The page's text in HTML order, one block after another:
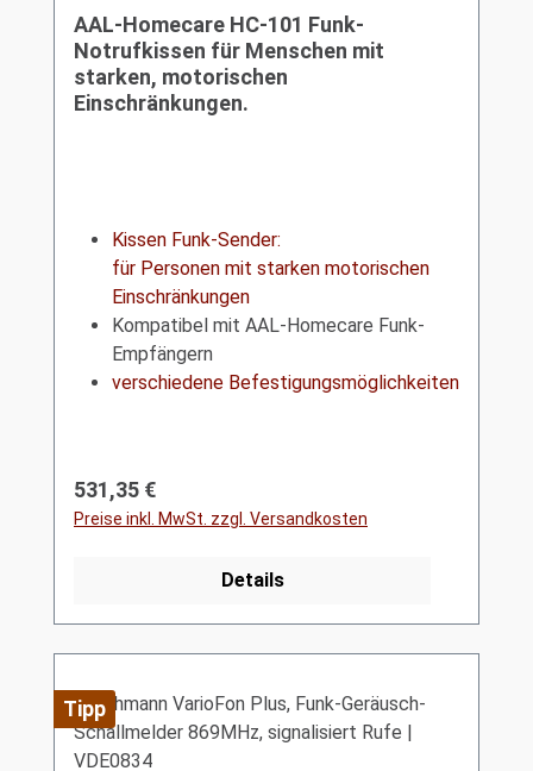
AAL-Homecare HC-101 Funk-
Notrufkissen für Menschen mit
starken, motorischen
Einschränkungen.
Kissen Funk-Sender:
für Personen mit starken motorischen
Einschränkungen
Kompatibel mit AAL-Homecare Funk-
Empfängern
verschiedene Befestigungsmöglichkeiten
Regulärer Preis:
531,35 €
Preise inkl. MwSt. zzgl. Versandkosten
Details
Tipp